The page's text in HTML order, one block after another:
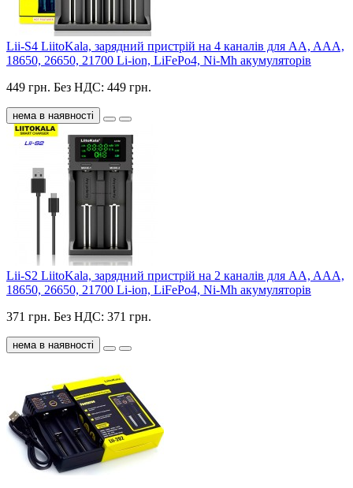
Lii-S4 LiitoKala, зарядний пристрій на 4 каналів для AA, AAA,
18650, 26650, 21700 Li-ion, LiFePo4, Ni-Mh акумуляторів
449 грн. Без НДС: 449 грн.
нема в наявності
Lii-S2 LiitoKala, зарядний пристрій на 2 каналів для AA, AAA,
18650, 26650, 21700 Li-ion, LiFePo4, Ni-Mh акумуляторів
371 грн. Без НДС: 371 грн.
нема в наявності